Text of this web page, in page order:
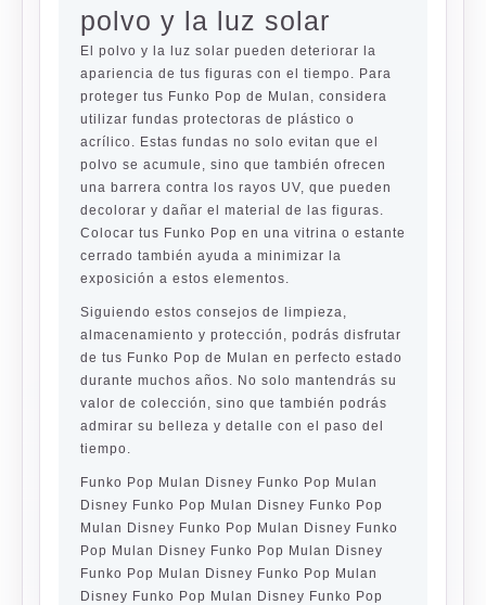
polvo y la luz solar
El polvo y la luz solar pueden deteriorar la
apariencia de tus figuras con el tiempo. Para
proteger tus Funko Pop de Mulan, considera
utilizar fundas protectoras de plástico o
acrílico. Estas fundas no solo evitan que el
polvo se acumule, sino que también ofrecen
una barrera contra los rayos UV, que pueden
decolorar y dañar el material de las figuras.
Colocar tus Funko Pop en una vitrina o estante
cerrado también ayuda a minimizar la
exposición a estos elementos.
Siguiendo estos consejos de limpieza,
almacenamiento y protección, podrás disfrutar
de tus Funko Pop de Mulan en perfecto estado
durante muchos años. No solo mantendrás su
valor de colección, sino que también podrás
admirar su belleza y detalle con el paso del
tiempo.
Funko Pop Mulan Disney Funko Pop Mulan
Disney Funko Pop Mulan Disney Funko Pop
Mulan Disney Funko Pop Mulan Disney Funko
Pop Mulan Disney Funko Pop Mulan Disney
Funko Pop Mulan Disney Funko Pop Mulan
Disney Funko Pop Mulan Disney Funko Pop